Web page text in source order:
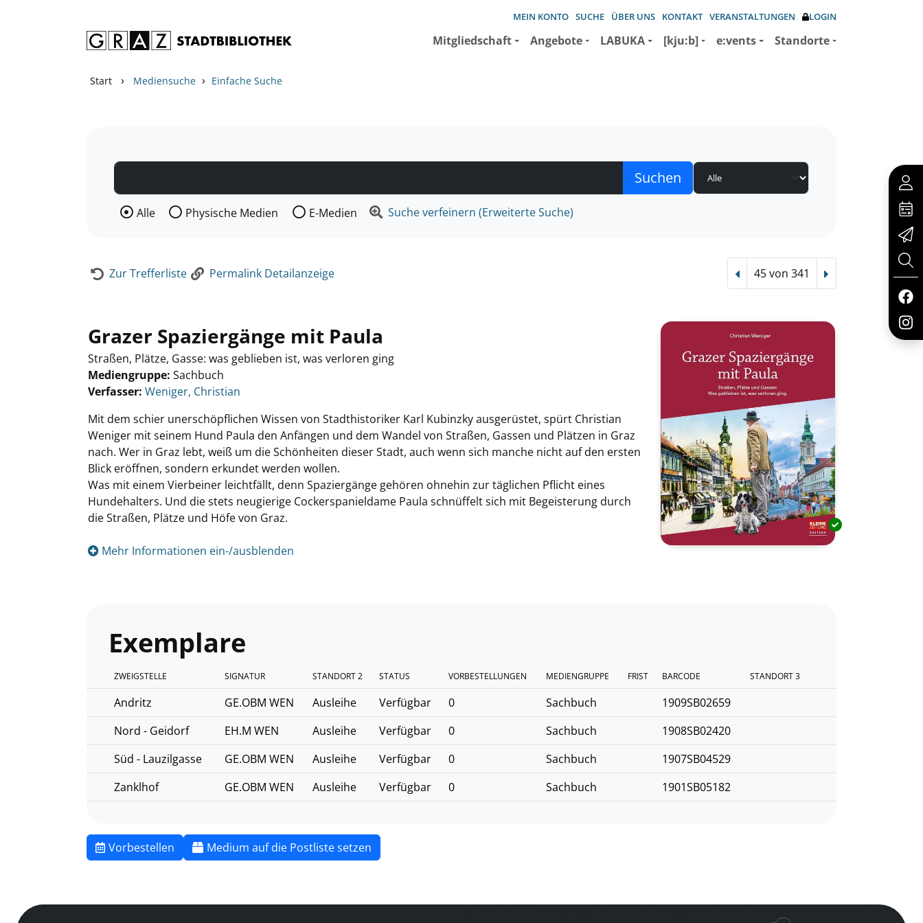
MEIN KONTO SUCHE ÜBER UNS KONTAKT VERANSTALTUNGEN LOGIN
Mitgliedschaft Angebote LABUKA [kju:b] e:vents Standorte
Start › Mediensuche › Einfache Suche
Wählen Sie die Medienart nach der Sie suchen wollen.
Alle Physische Medien E-Medien Suche verfeinern (Erweiterte Suche)
Zur Trefferliste Permalink Detailanzeige Vorheriger Treffer
45 von 341 Nächster Treffer
Grazer Spaziergänge mit Paula
Straßen, Plätze, Gasse: was geblieben ist, was verloren ging
Mediengruppe: Sachbuch
Verfasser: Suche nach diesem Verfasser
Weniger, Christian
Mit dem schier unerschöpflichen Wissen von Stadthistoriker Karl Kubinzky ausgerüstet, spürt Christian
Weniger mit seinem Hund Paula den Anfängen und dem Wandel von Straßen, Gassen und Plätzen in Graz
nach. Wer in Graz lebt, weiß um die Schönheiten dieser Stadt, auch wenn sich manche nicht auf den ersten
Blick eröffnen, sondern erkundet werden wollen.
Was mit einem Vierbeiner leichtfällt, denn Spaziergänge gehören ohnehin zur täglichen Pflicht eines
Hundehalters. Und die stets neugierige Cockerspanieldame Paula schnüffelt sich mit Begeisterung durch
die Straßen, Plätze und Höfe von Graz.
Mehr Informationen ein-/ausblenden
Exemplare
ZWEIGSTELLE SIGNATUR STANDORT 2 STATUS VORBESTELLUNGEN MEDIENGRUPPE FRIST BARCODE STANDORT 3
Andritz GE.OBM WEN Ausleihe Verfügbar 0 Sachbuch
1909SB02659
Nord - Geidorf
EH.M WEN Ausleihe Verfügbar 0 Sachbuch
1908SB02420
Süd - Lauzilgasse
GE.OBM WEN Ausleihe Verfügbar 0 Sachbuch
1907SB04529
Zanklhof
GE.OBM WEN Ausleihe Verfügbar 0 Sachbuch 1901SB05182
Vorbestellen Medium auf die Postliste setzen